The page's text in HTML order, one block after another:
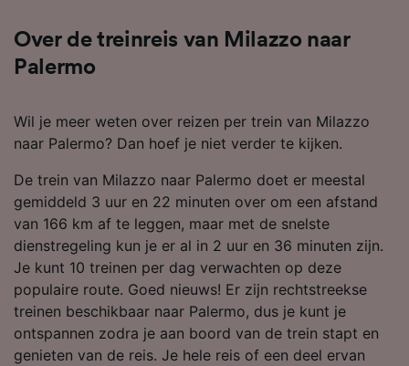
Over de treinreis van Milazzo naar
Palermo
Wil je meer weten over reizen per trein van Milazzo
naar Palermo? Dan hoef je niet verder te kijken.
De trein van Milazzo naar Palermo doet er meestal
gemiddeld 3 uur en 22 minuten over om een afstand
van 166 km af te leggen, maar met de snelste
dienstregeling kun je er al in 2 uur en 36 minuten zijn.
Je kunt 10 treinen per dag verwachten op deze
populaire route. Goed nieuws! Er zijn rechtstreekse
treinen beschikbaar naar Palermo, dus je kunt je
ontspannen zodra je aan boord van de trein stapt en
genieten van de reis. Je hele reis of een deel ervan